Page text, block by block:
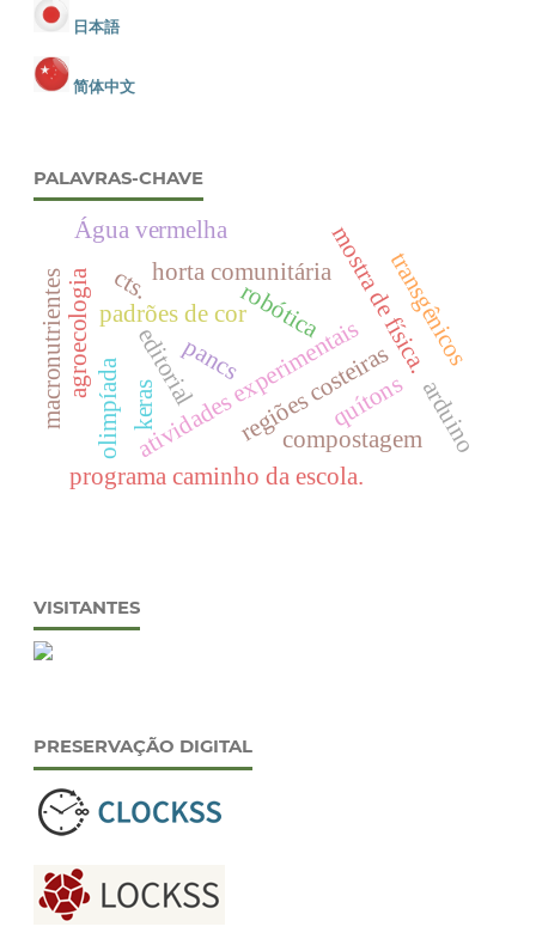
日本語
简体中文
PALAVRAS-CHAVE
editorial
padrões de cor
atividades experimentais
mostra de física.
programa caminho da escola.
quítons
regiões costeiras
olimpíada
robótica
keras
horta comunitária transgênicos
cts.
Água vermelha
agroecologia
compostagemarduino
pancs
macronutrientes
VISITANTES
PRESERVAÇÃO DIGITAL